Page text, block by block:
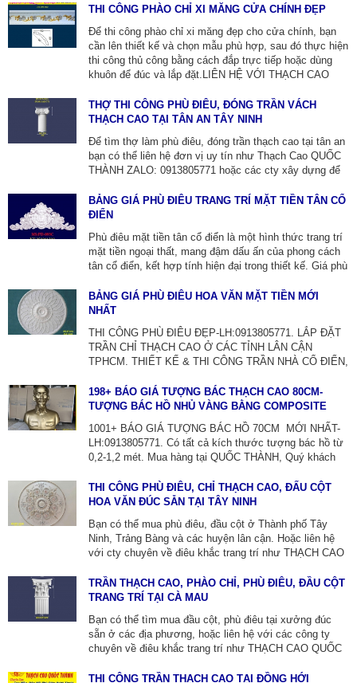
ZALO:0913805771, Cty chúng tôi chuyên về phào chỉ,
địa phương.
THI CÔNG PHÀO CHỈ XI MĂNG CỬA CHÍNH ĐẸP
Để thi công phào chỉ xi măng đẹp cho cửa chính, bạn
cần lên thiết kế và chọn mẫu phù hợp, sau đó thực hiện
thi công thủ công bằng cách đắp trực tiếp hoặc dùng
khuôn để đúc và lắp đặt.LIÊN HỆ VỚI THẠCH CAO
TRỰC TIẾP VÀ LẮP ĐẶT PHÀO CHỈ ĐÚC SẴN.
THỢ THI CÔNG PHÙ ĐIÊU, ĐÓNG TRẦN VÁCH
THẠCH CAO TẠI TÂN AN TÂY NINH
Để tìm thợ làm phù điêu, đóng trần thạch cao tại tân an
bạn có thể liên hệ đơn vị uy tín như Thạch Cao QUỐC
THÀNH ZALO: 0913805771 hoặc các cty xây dựng để
hiểu về kinh nghiệm,dịch vụ trọn gói và các mẫu trần
thạch cao đa dạng như trần giật cấp,trần phẳng,trần thả
BẢNG GIÁ PHÙ ĐIÊU TRANG TRÍ MẶT TIỀN TÂN CỔ
ĐIỂN
Phù điêu mặt tiền tân cổ điển là một hình thức trang trí
mặt tiền ngoại thất, mang đậm dấu ấn của phong cách
tân cổ điển, kết hợp tính hiện đại trong thiết kế. Giá phù
từ 1.000.000-5.800.000 VNĐ/m² . Để có báo giá chính
xác bạn có thể liên hệ THẠCH CAO QUỐC THÀNH
phương.
BẢNG GIÁ PHÙ ĐIÊU HOA VĂN MẶT TIỀN MỚI
NHẤT
THI CÔNG PHÙ ĐIÊU ĐẸP-LH:0913805771. LẮP ĐẶT
TRẦN CHỈ THẠCH CAO Ở CÁC TỈNH LÂN CẬN
TPHCM. THIẾT KẾ & THI CÔNG TRẦN NHÀ CỔ ĐIỂN,
TRÌNH TÂN CỔ ĐIỂN.
198+ BÁO GIÁ TƯỢNG BÁC THẠCH CAO 80CM-
TƯỢNG BÁC HỒ NHỦ VÀNG BẰNG COMPOSITE
1001+ BÁO GIÁ TƯỢNG BÁC HỒ 70CM MỚI NHẤT-
LH:0913805771. Có tất cả kích thước tượng bác hồ từ
0,2-1,2 mét. Mua hàng tại QUỐC THÀNH, Quý khách
phẩm lên đến 12 tháng. Giao hàng tận nơi trên toàn
quốc.
THI CÔNG PHÙ ĐIÊU, CHỈ THẠCH CAO, ĐẤU CỘT
HOA VĂN ĐÚC SẴN TẠI TÂY NINH
Bạn có thể mua phù điêu, đầu cột ở Thành phố Tây
Ninh, Trảng Bàng và các huyện lân cận. Hoặc liên hệ
với cty chuyên về điêu khắc trang trí như THẠCH CAO
này chuyên cung cấp sản phẩm phù điêu xi măng đúc
sẵn chất lượng cao, với nhiều mẫu mã đa dạng, lắp đặt
TRẦN THẠCH CAO, PHÀO CHỈ, PHÙ ĐIÊU, ĐẦU CỘT
TRANG TRÍ TẠI CÀ MAU
Bạn có thể tìm mua đầu cột, phù điêu tại xưởng đúc
sẵn ở các địa phương, hoặc liên hệ với các công ty
chuyên về điêu khắc trang trí như THẠCH CAO QUỐC
hàng. Các cty này chuyên cung cấp các sản phẩm phào
THI CÔNG TRẦN THẠCH CAO TẠI ĐỒNG HỚI